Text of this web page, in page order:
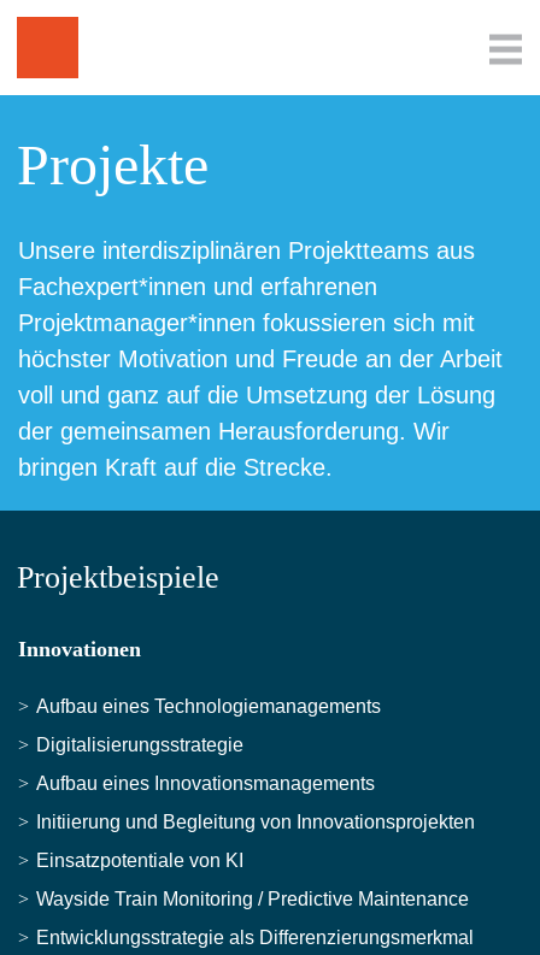
Projekte
Unsere interdisziplinären Projektteams aus
Fachexpert*innen und erfahrenen
Projektmanager*innen fokussieren sich mit
höchster Motivation und Freude an der Arbeit
voll und ganz auf die Umsetzung der Lösung
der gemeinsamen Herausforderung. Wir
bringen Kraft auf die Strecke.
Projektbeispiele
Innovationen
Aufbau eines Technologiemanagements
Digitalisierungsstrategie
Aufbau eines Innovationsmanagements
Initiierung und Begleitung von Innovationsprojekten
Einsatzpotentiale von KI
Wayside Train Monitoring / Predictive Maintenance
Entwicklungsstrategie als Differenzierungsmerkmal